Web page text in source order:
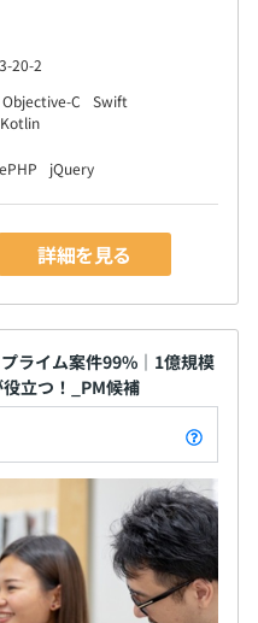
20-2
Objective-C
Swift
Kotlin
jQuery
詳細を見る
ライム案件99%｜1億規模
立つ！_PM候補